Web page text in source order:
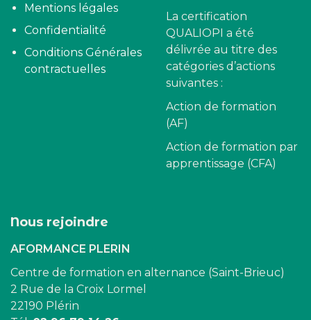
Mentions légales
Confidentialité
Conditions Générales
contractuelles
La certification
QUALIOPI a été
délivrée au titre des
catégories d’actions
suivantes :
Action de formation
(AF)
Action de formation par
apprentissage (CFA)
Nous rejoindre
AFORMANCE PLERIN
Centre de formation en alternance (Saint-Brieuc)
2 Rue de la Croix Lormel
22190 Plérin